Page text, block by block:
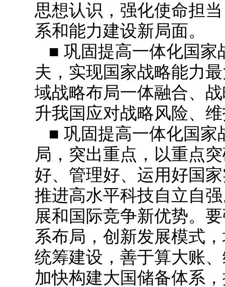
思想认识，强化使命担
系和能力建设新局面。
■ 巩固提高一体化国
夫，实现国家战略能力
域战略布局一体融合、
升我国应对战略风险、
■ 巩固提高一体化国
局，突出重点，以重点
好、管理好、运用好国
推进高水平科技自立自
展和国际竞争新优势。
系布局，创新发展模式
统筹建设，善于算大账
加快构建大国储备体系